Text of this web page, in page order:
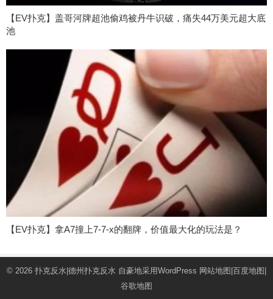
【EV扑克】盖哥河牌超池偷鸡被丹牛识破，痛失44万美元超大底
池
【EV扑克】拿A7撞上7-7-x的翻牌，价值最大化的玩法是？
© 2026 扑克反水|德州扑克反水 自豪地采用WordPress 网站地图|百度地图|
谷歌地图